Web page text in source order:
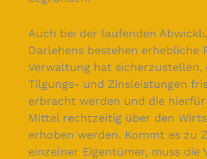
Auch bei der laufenden
Darlehens bestehen erhebliche
Verwaltung hat sicherzustellen,
Tilgungs- und Zinsleistungen
erbracht werden und die
Mittel rechtzeitig über den
erhoben werden. Kommt es zu
einzelner Eigentümer, muss die